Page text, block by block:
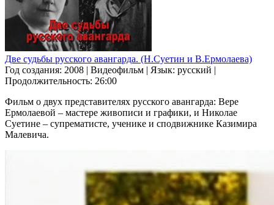
Две судьбы русского авангарда. (Н.Суетин и В.Ермолаева)
Год создания: 2008 | Видеофильм | Язык: русский |
Продолжительность: 26:00
Фильм о двух представителях русского авангарда: Вере
Ермолаевой – мастере живописи и графики, и Николае
Суетине – супрематисте, ученике и сподвижнике Казимира
Малевича.